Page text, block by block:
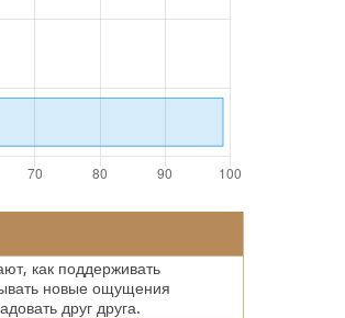
как поддерживать
новые ощущения
друг друга.